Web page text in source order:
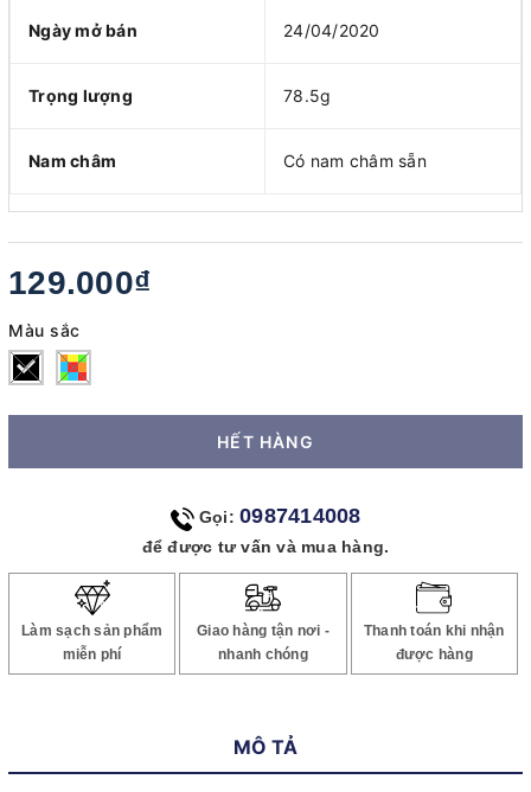
Ngày mở bán 24/04/2020
Trọng lượng 78.5g
Nam châm Có nam châm sẵn
129.000₫
Màu sắc
HẾT HÀNG
Gọi: 0987414008
để được tư vấn và mua hàng.
Làm sạch sản phẩm
miễn phí
Giao hàng tận nơi -
nhanh chóng
Thanh toán khi nhận
được hàng
MÔ TẢ